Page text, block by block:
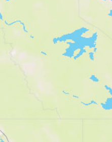
0
Höhenmeter